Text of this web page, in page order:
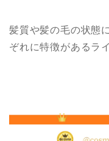
髪質や髪の毛の状態
ぞれに特徴があるラ